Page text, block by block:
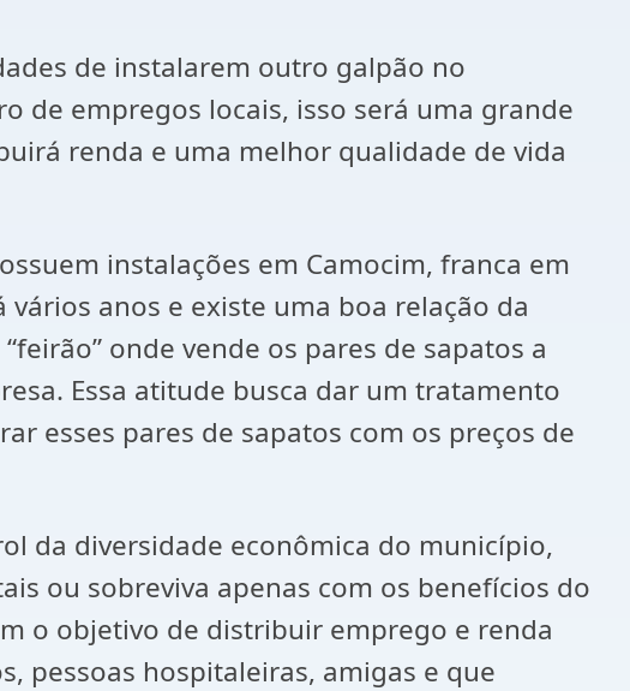
de instalarem outro galpão no
de empregos locais, isso será uma grande
renda e uma melhor qualidade de vida
instalações em Camocim, franca em
anos e existe uma boa relação da
onde vende os pares de sapatos a
Essa atitude busca dar um tratamento
esses pares de sapatos com os preços de
da diversidade econômica do município,
ou sobreviva apenas com os benefícios do
o objetivo de distribuir emprego e renda
pessoas hospitaleiras, amigas e que